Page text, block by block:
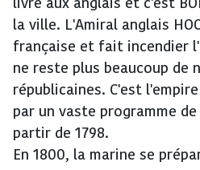
la ville. L'Amiral anglais
française et fait incendier
ne reste plus beaucoup de
républicaines. C'est
par un vaste programme
partir de 1798.
En 1800, la marine se